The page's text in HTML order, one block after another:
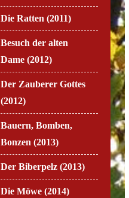
Die Ratten (2011)
Besuch der alten
Dame (2012)
Der Zauberer Gottes
(2012)
Bauern, Bomben,
Bonzen (2013)
Der Biberpelz (2013)
Die Möwe (2014)